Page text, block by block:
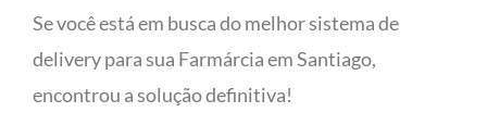
Se você está em busca do melhor sistema de
delivery para sua Farmárcia em Santiago,
encontrou a solução definitiva!